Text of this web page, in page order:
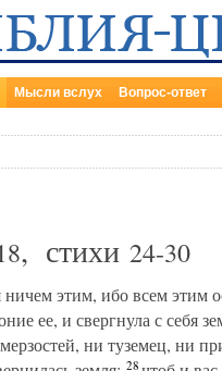
Мысли вслух Вопрос-ответ
, стихи 24-30
ничем этим, ибо всем этим
ее, и свергнула с себя
мерзостей, ни туземец, ни
28